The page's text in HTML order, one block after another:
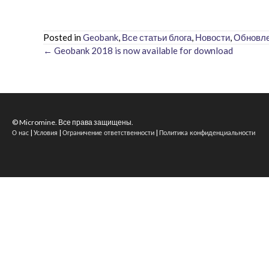
Posted inGeobank, Все статьи блога, Новости,
Posts
← Geobank 2018 is now available for download
© Micromine. Все права защищены.
О нас | Условия | Ограничение ответственности | Политика конфиденциальности